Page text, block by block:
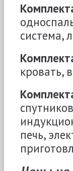
система,
кровать,
печь,